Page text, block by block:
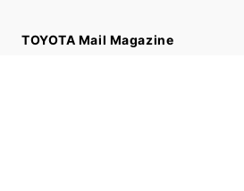
TOYOTA Mail Magazine